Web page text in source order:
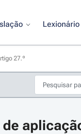
Lexionário
27.º
de